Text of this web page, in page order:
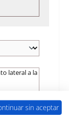
sin aceptar